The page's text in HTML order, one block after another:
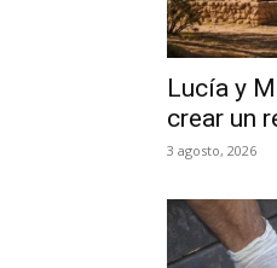
Lucía y
crear un
3 agosto, 2026